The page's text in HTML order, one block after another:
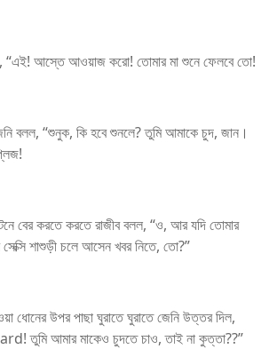
“এই! আস্তে আওয়াজ করো! তোমার মা শুনে ফেলবে তো!
বলল, “শুনুক, কি হবে শুনলে? তুমি আমাকে চুদ, জান।
বের করতে করতে রাজীব বলল, “ও, আর যদি তোমার
সেক্সি শাশুড়ী চলে আসেন খবর নিতে, তো?”
ধোনের উপর পাছা ঘুরাতে ঘুরাতে জেনি উত্তর দিল,
তুমি আমার মাকেও চুদতে চাও, তাই না কুত্তা??”